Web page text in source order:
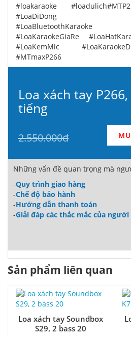
#loakaraoke
#LoaDiDong
#LoaBluetoothKaraoke
#LoaKaraokeGiaRe
#LoaKemMic
#MTmaxP266
Loa xách tay
tiếng
2.550.000đ
Những vấn đề quan trọng mà
-Quy trình giao hàng
-Chế độ bảo hành
-Hướng dẫn thanh toán
-Giải đáp các thắc mắc của
Sản phẩm liên quan
Loa xách tay Soundbox
S29, 2 bass 20